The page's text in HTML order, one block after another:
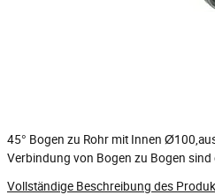
45° Bogen zu Rohr mit Innen
Verbindung von Bogen zu Bogen
Vollständige Beschreibung des